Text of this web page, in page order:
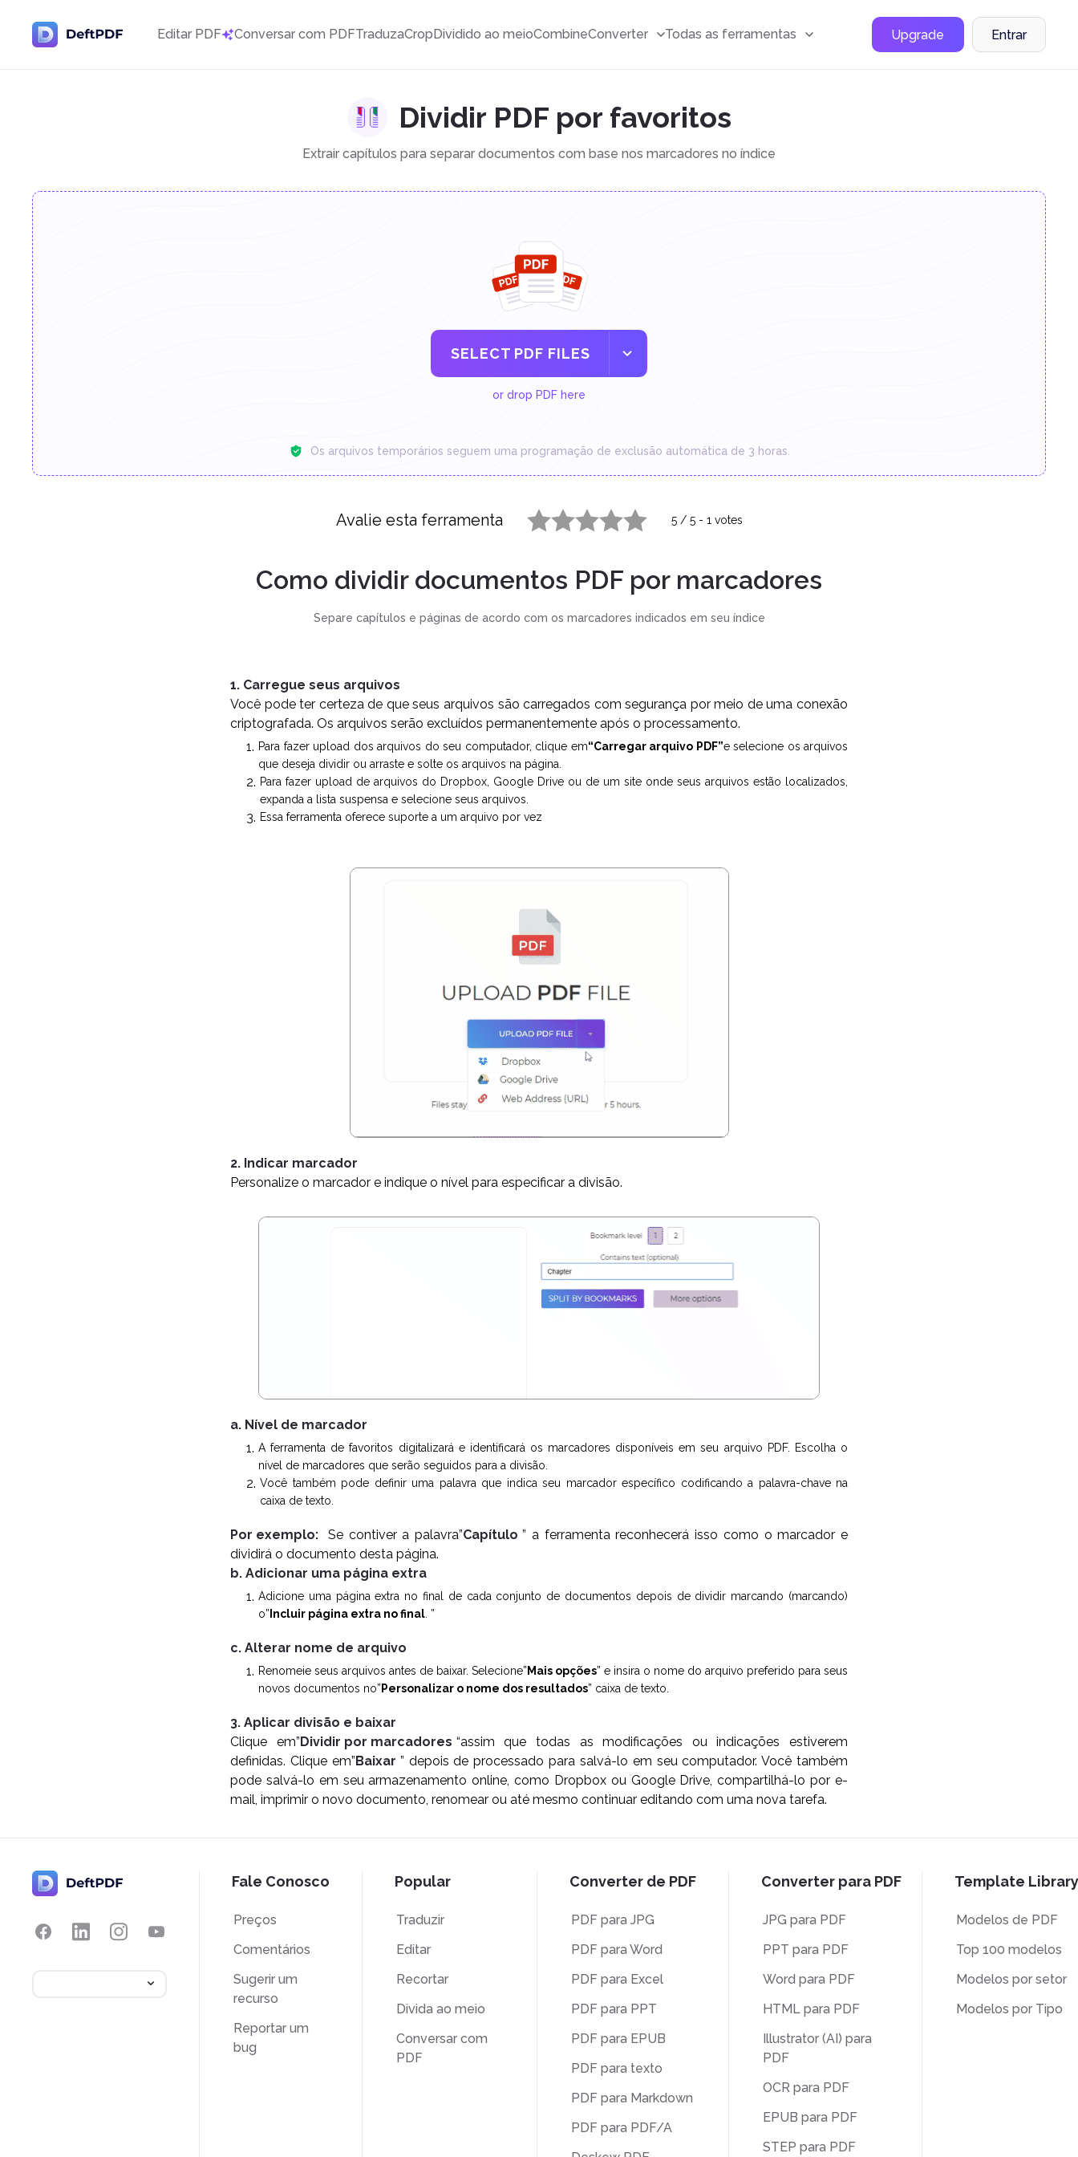
Editar PDF Conversar com PDFTraduzaCropDividido ao meioCombineConverter Todas as ferramentas Upgrade Entrar
Dividir PDF por favoritos
Extrair capítulos para separar documentos com base nos marcadores no índice
SELECT PDF FILES
or drop PDF here
Os arquivos temporários seguem uma programação de exclusão automática de 3 horas.
Avalie esta ferramenta 5/ 5- 1 votes
Como dividir documentos PDF por marcadores
Separe capítulos e páginas de acordo com os marcadores indicados em seu índice
1. Carregue seus arquivos
Você pode ter certeza de que seus arquivos são carregados com segurança por meio de uma conexão
criptografada. Os arquivos serão excluídos permanentemente após o processamento.
Para fazer upload dos arquivos do seu computador, clique em“Carregar arquivo PDF”e selecione os arquivos
que deseja dividir ou arraste e solte os arquivos na página.
Para fazer upload de arquivos do Dropbox, Google Drive ou de um site onde seus arquivos estão localizados,
expanda a lista suspensa e selecione seus arquivos.
Essa ferramenta oferece suporte a um arquivo por vez
2. Indicar marcador
Personalize o marcador e indique o nível para especificar a divisão.
a. Nível de marcador
A ferramenta de favoritos digitalizará e identificará os marcadores disponíveis em seu arquivo PDF. Escolha o
nível de marcadores que serão seguidos para a divisão.
Você também pode definir uma palavra que indica seu marcador específico codificando a palavra-chave na
caixa de texto.
Por exemplo: Se contiver a palavra”Capítulo ” a ferramenta reconhecerá isso como o marcador e
dividirá o documento desta página.
b. Adicionar uma página extra
Adicione uma página extra no final de cada conjunto de documentos depois de dividir marcando (marcando)
o” Incluir página extra no final . ”
c. Alterar nome de arquivo
Renomeie seus arquivos antes de baixar. Selecione” Mais opções” e insira o nome do arquivo preferido para seus
novos documentos no” Personalizar o nome dos resultados” caixa de texto.
3. Aplicar divisão e baixar
Clique em”Dividir por marcadores “assim que todas as modificações ou indicações estiverem
definidas. Clique em”Baixar ” depois de processado para salvá-lo em seu computador. Você também
pode salvá-lo em seu armazenamento online, como Dropbox ou Google Drive, compartilhá-lo por e-
mail, imprimir o novo documento, renomear ou até mesmo continuar editando com uma nova tarefa.
Fale Conosco
Preços
Comentários
Sugerir um
recurso
Reportar um
bug
Popular
Traduzir
Editar
Recortar
Divida ao meio
Conversar com
PDF
Converter de PDF
PDF para JPG
PDF para Word
PDF para Excel
PDF para PPT
PDF para EPUB
PDF para texto
PDF para Markdown
PDF para PDF/A
Converter para PDF
JPG para PDF
PPT para PDF
Word para PDF
HTML para PDF
Illustrator (AI) para
PDF
OCR para PDF
EPUB para PDF
STEP para PDF
Template Library
Modelos de PDF
Top 100 modelos
Modelos por setor
Modelos por Tipo